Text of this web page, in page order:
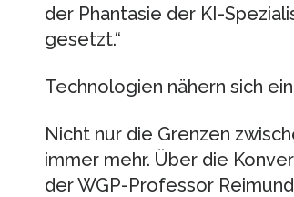
der Phantasie der KI-
gesetzt.“
Technologien nähern sich
Nicht nur die Grenzen
immer mehr. Über die
der WGP-Professor